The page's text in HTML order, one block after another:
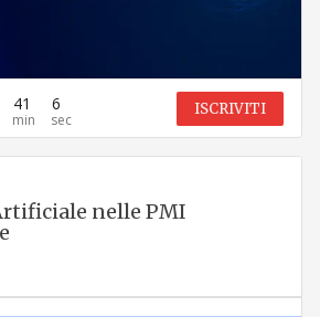
41 5 ISCRIVITI
nelle PMI